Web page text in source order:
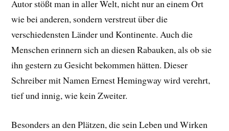
Autor stößt man in aller Welt, nicht nur an einem Ort
wie bei anderen, sondern verstreut über die
verschiedensten Länder und Kontinente. Auch die
Menschen erinnern sich an diesen Rabauken, als ob sie
ihn gestern zu Gesicht bekommen hätten. Dieser
Schreiber mit Namen Ernest Hemingway wird verehrt,
tief und innig, wie kein Zweiter.
Besonders an den Plätzen, die sein Leben und Wirken